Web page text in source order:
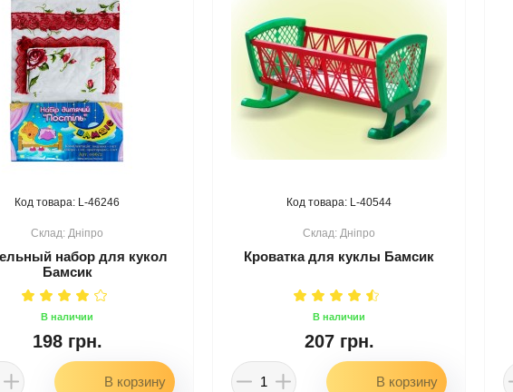
46246
Дніпро
набор для кукол
Бамсик
198 грн.
40544
Дніпро
Кроватка для куклы Бамсик
207 грн.